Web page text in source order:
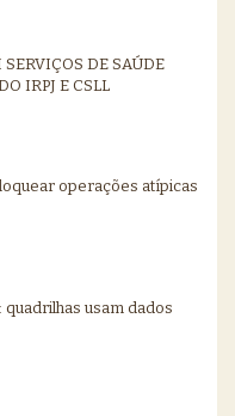
SERVIÇOS DE SAÚDE
IRPJ E CSLL
operações atípicas
quadrilhas usam dados